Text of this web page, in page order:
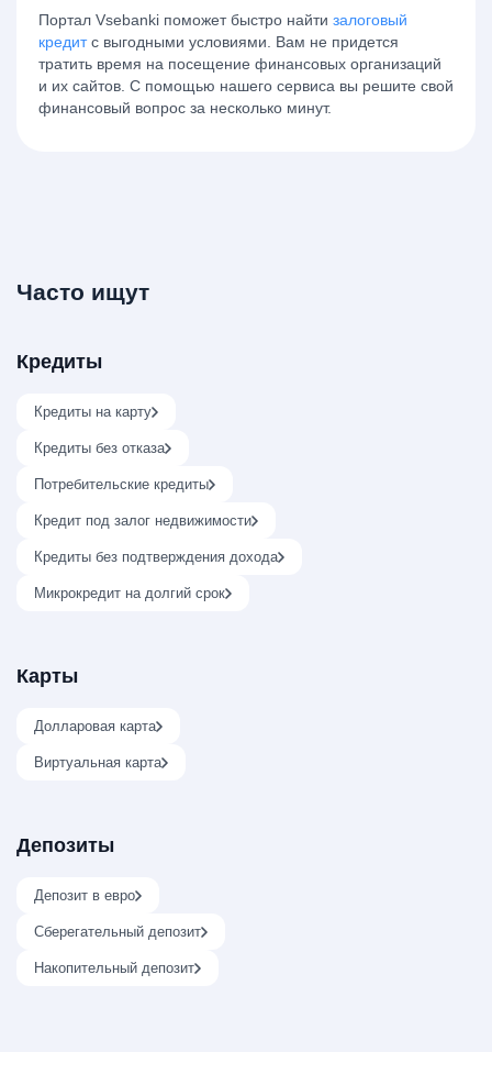
Портал Vsebanki поможет быстро найти залоговый
кредитс выгодными условиями. Вам не придется
тратить время на посещение финансовых организаций
и их сайтов. С помощью нашего сервиса вы решите свой
финансовый вопрос за несколько минут.
Часто ищут
Кредиты
Кредиты на карту
Кредиты без отказа
Потребительские кредиты
Кредит под залог недвижимости
Кредиты без подтверждения дохода
Микрокредит на долгий срок
Карты
Долларовая карта
Виртуальная карта
Депозиты
Депозит в евро
Сберегательный депозит
Накопительный депозит